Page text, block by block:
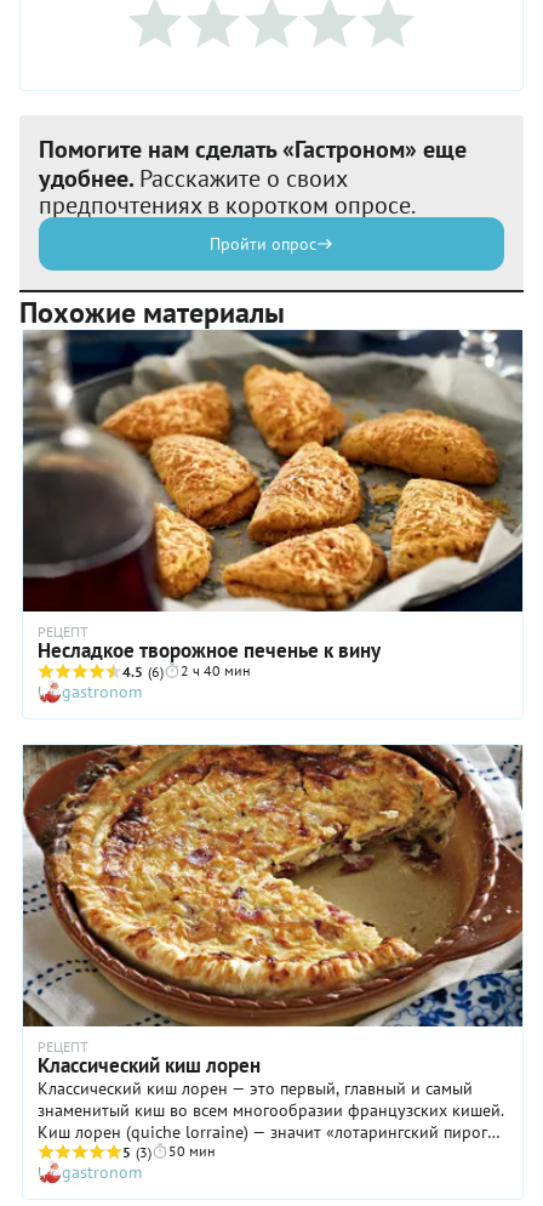
Помогите нам сделать «Гастроном» еще
удобнее. Расскажите о своих
предпочтениях в коротком опросе.
Пройти опрос
Похожие материалы
РЕЦЕПТ
Несладкое творожное печенье к вину
4.5 (6) 2 ч 40 мин
gastronom
РЕЦЕПТ
Классический киш лорен
Классический киш лорен — это первый, главный и самый
знаменитый киш во всем многообразии французских кишей.
Киш лорен (quiche lorraine) — значит «лотарингский пирог».
Издавна он считается национальным французским
кулинарным достоянием, но на самом деле пришел из
немецкого королевства Lothringen, которое позднее было
5 (3) 50 мин
gastronom